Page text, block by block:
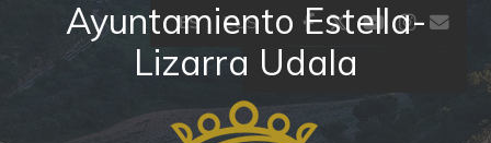
Ayuntamiento Estella-
Lizarra Udala
Ir al contenido ES EUS facebook
twitter
youtube
El tiempo - Tutiempo.net